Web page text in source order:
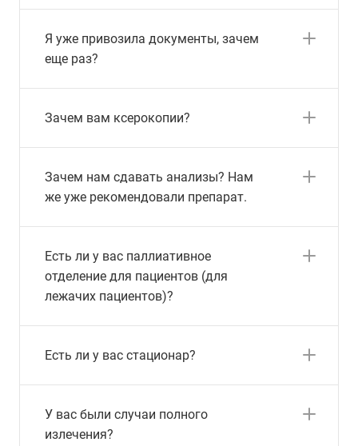
Я уже привозила документы, зачем
еще раз?
Зачем вам ксерокопии?
Зачем нам сдавать анализы? Нам
же уже рекомендовали препарат.
Есть ли у вас паллиативное
отделение для пациентов (для
лежачих пациентов)?
Есть ли у вас стационар?
У вас были случаи полного
излечения?